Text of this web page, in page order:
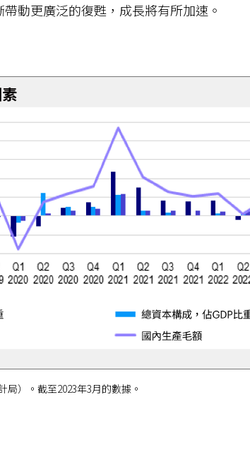
動更廣泛的復甦，成長將有所加速。
）。截至2023年3月的數據。